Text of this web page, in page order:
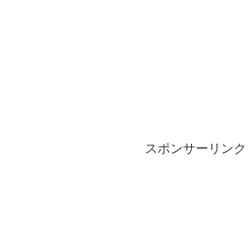
スポンサーリンク